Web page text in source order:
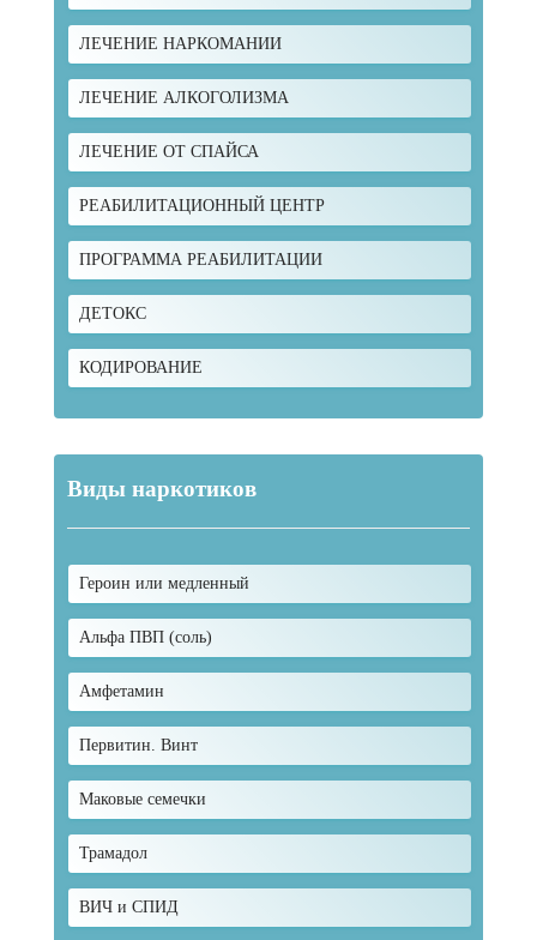
ЛЕЧЕНИЕ НАРКОМАНИИ
ЛЕЧЕНИЕ АЛКОГОЛИЗМА
ЛЕЧЕНИЕ ОТ СПАЙСА
РЕАБИЛИТАЦИОННЫЙ ЦЕНТР
ПРОГРАММА РЕАБИЛИТАЦИИ
ДЕТОКС
КОДИРОВАНИЕ
Виды наркотиков
Героин или медленный
Альфа ПВП (соль)
Амфетамин
Первитин. Винт
Маковые семечки
Трамадол
ВИЧ и СПИД